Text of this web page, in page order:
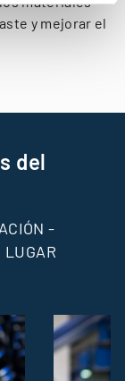
y mejorar el
del
-